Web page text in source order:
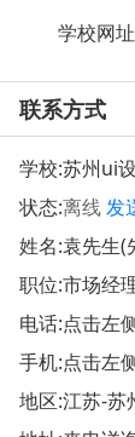
学校网址
联系方式
学校:苏州ui
状态:离线发
姓名:袁先生(
职位:市场经
电话:点击左
手机:点击左
地区:江苏-苏